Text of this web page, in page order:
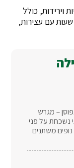
וירידות, כולל
מדרגות, חלק בטבע לא סלול, הליכות עד 3 שעות עם עצירות,
– מגרש
נשכחת על פני
משתנים